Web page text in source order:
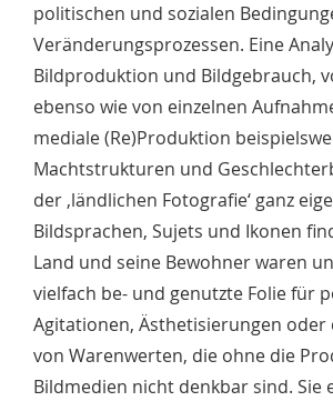
politischen und sozialen
Veränderungsprozessen. Eine
Bildproduktion und Bildgebrauch,
ebenso wie von einzelnen
mediale (Re)Produktion
Machtstrukturen und
der ‚ländlichen Fotografie‘ ganz
Bildsprachen, Sujets und Ikonen
Land und seine Bewohner waren
vielfach be- und genutzte Folie für
Agitationen, Ästhetisierungen oder
von Warenwerten, die ohne die
Bildmedien nicht denkbar sind. Sie